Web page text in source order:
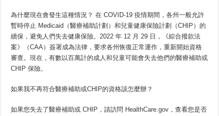
為什麼現在會發生這種情況？ 在 COVID-19 疫情期間，各州一般允許
暫時停止 Medicaid（醫療補助計劃）和兒童健康保險計劃（CHIP）的
續保，避免人們失去健康保險。2022 年 12 月 29 日，《綜合撥款法
案》（CAA）簽署成為法律，要求各州恢復正常運作，重新開始資格
審查。現在，有數以百萬計的成人和兒童可能會失去他們的醫療補助或
CHIP 保險。
如果我不再符合醫療補助或CHIP的資格該怎麼辦？
如果您失去了醫療補助或 CHIP，請訪問 HealthCare.gov，查看您是否